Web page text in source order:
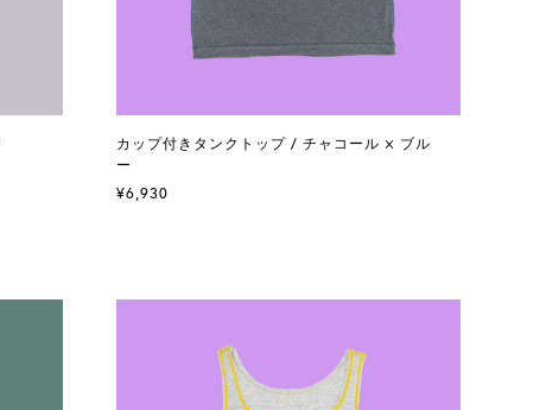
カップ付きタンクトップ / チャコール × ブル
ー
¥6,930